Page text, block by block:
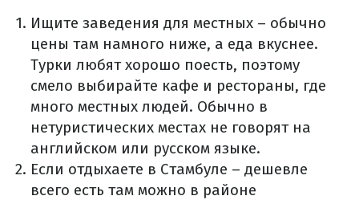
Ищите заведения для местных – обычно
цены там намного ниже, а еда вкуснее.
Турки любят хорошо поесть, поэтому
смело выбирайте кафе и рестораны, где
много местных людей. Обычно в
нетуристических местах не говорят на
английском или русском языке.
Если отдыхаете в Стамбуле – дешевле
всего есть там можно в районе